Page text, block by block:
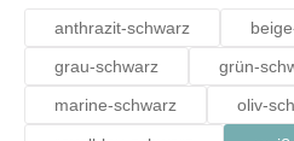
anthrazit-schwarz
grau-schwarz
grün-
marine-schwarz
oliv-